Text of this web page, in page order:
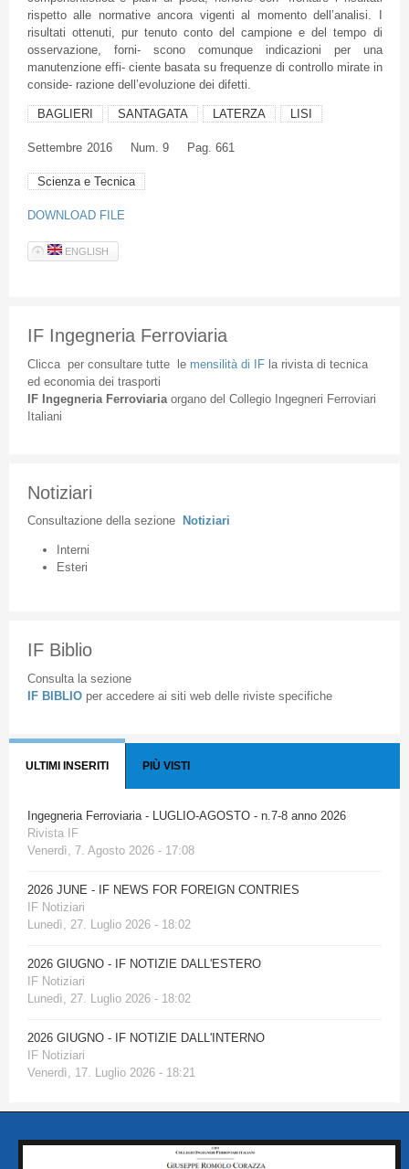
rispetto alle normative ancora vigenti al momento dell’analisi
risultati ottenuti pur tenuto contodelcampione e del tempo di
osservazione, forni- scono comunque indicazioni per una
manutenzione effi- ciente basata su frequenze di controllo miratein
conside- razione dell’evoluzione dei difetti
BAGLIERI SANTAGATA LATERZA LISI
Settembre 2016 Num. 9 Pag. 661
Scienza e Tecnica
DOWNLOAD FILE
ENGLISH
IF Ingegneria Ferroviaria
Cliccaper consultare tuttele mensilità di IFla rivista di tecnica
ed economia dei trasporti
IF Ingegneria Ferroviaria organodel Collegio Ingegneri Ferroviari
Italiani
Notiziari
Consultazione della sezione Notiziari
Interni
Esteri
IF Biblio
Consulta la sezione
IF BIBLIO per accedere ai siti web delle riviste specifiche
ULTIMI INSERITI PIÙ VISTI
Ingegneria Ferroviaria - LUGLIO-AGOSTO - n.7-8 anno 2026
Rivista IF
Venerdì, 7. Agosto 2026 - 17:08
2026 JUNE - IF NEWS FOR FOREIGN CONTRIES
IF Notiziari
Lunedì, 27. Luglio 2026 - 18:02
2026 GIUGNO - IF NOTIZIE DALL'ESTERO
IF Notiziari
Lunedì, 27. Luglio 2026 - 18:02
2026 GIUGNO - IF NOTIZIE DALL'INTERNO
IF Notiziari
Venerdì, 17. Luglio 2026 - 18:21